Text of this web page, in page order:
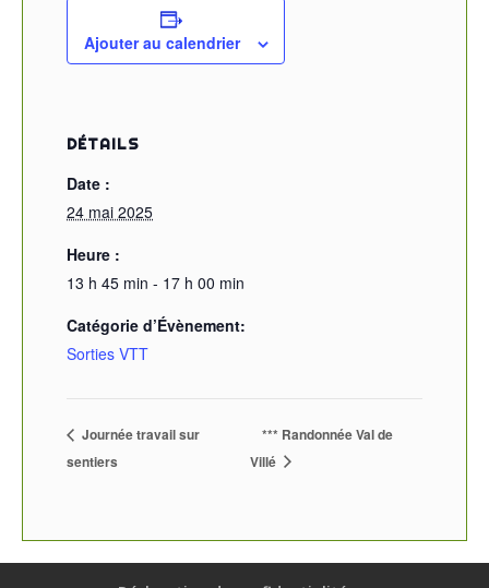
Ajouter au calendrier
DÉTAILS
Date :
24 mai 2025
Heure :
13 h 45 min - 17 h 00 min
Catégorie d’Évènement:
Sorties VTT
Journée travail sur
sentiers
*** Randonnée Val de
Villé